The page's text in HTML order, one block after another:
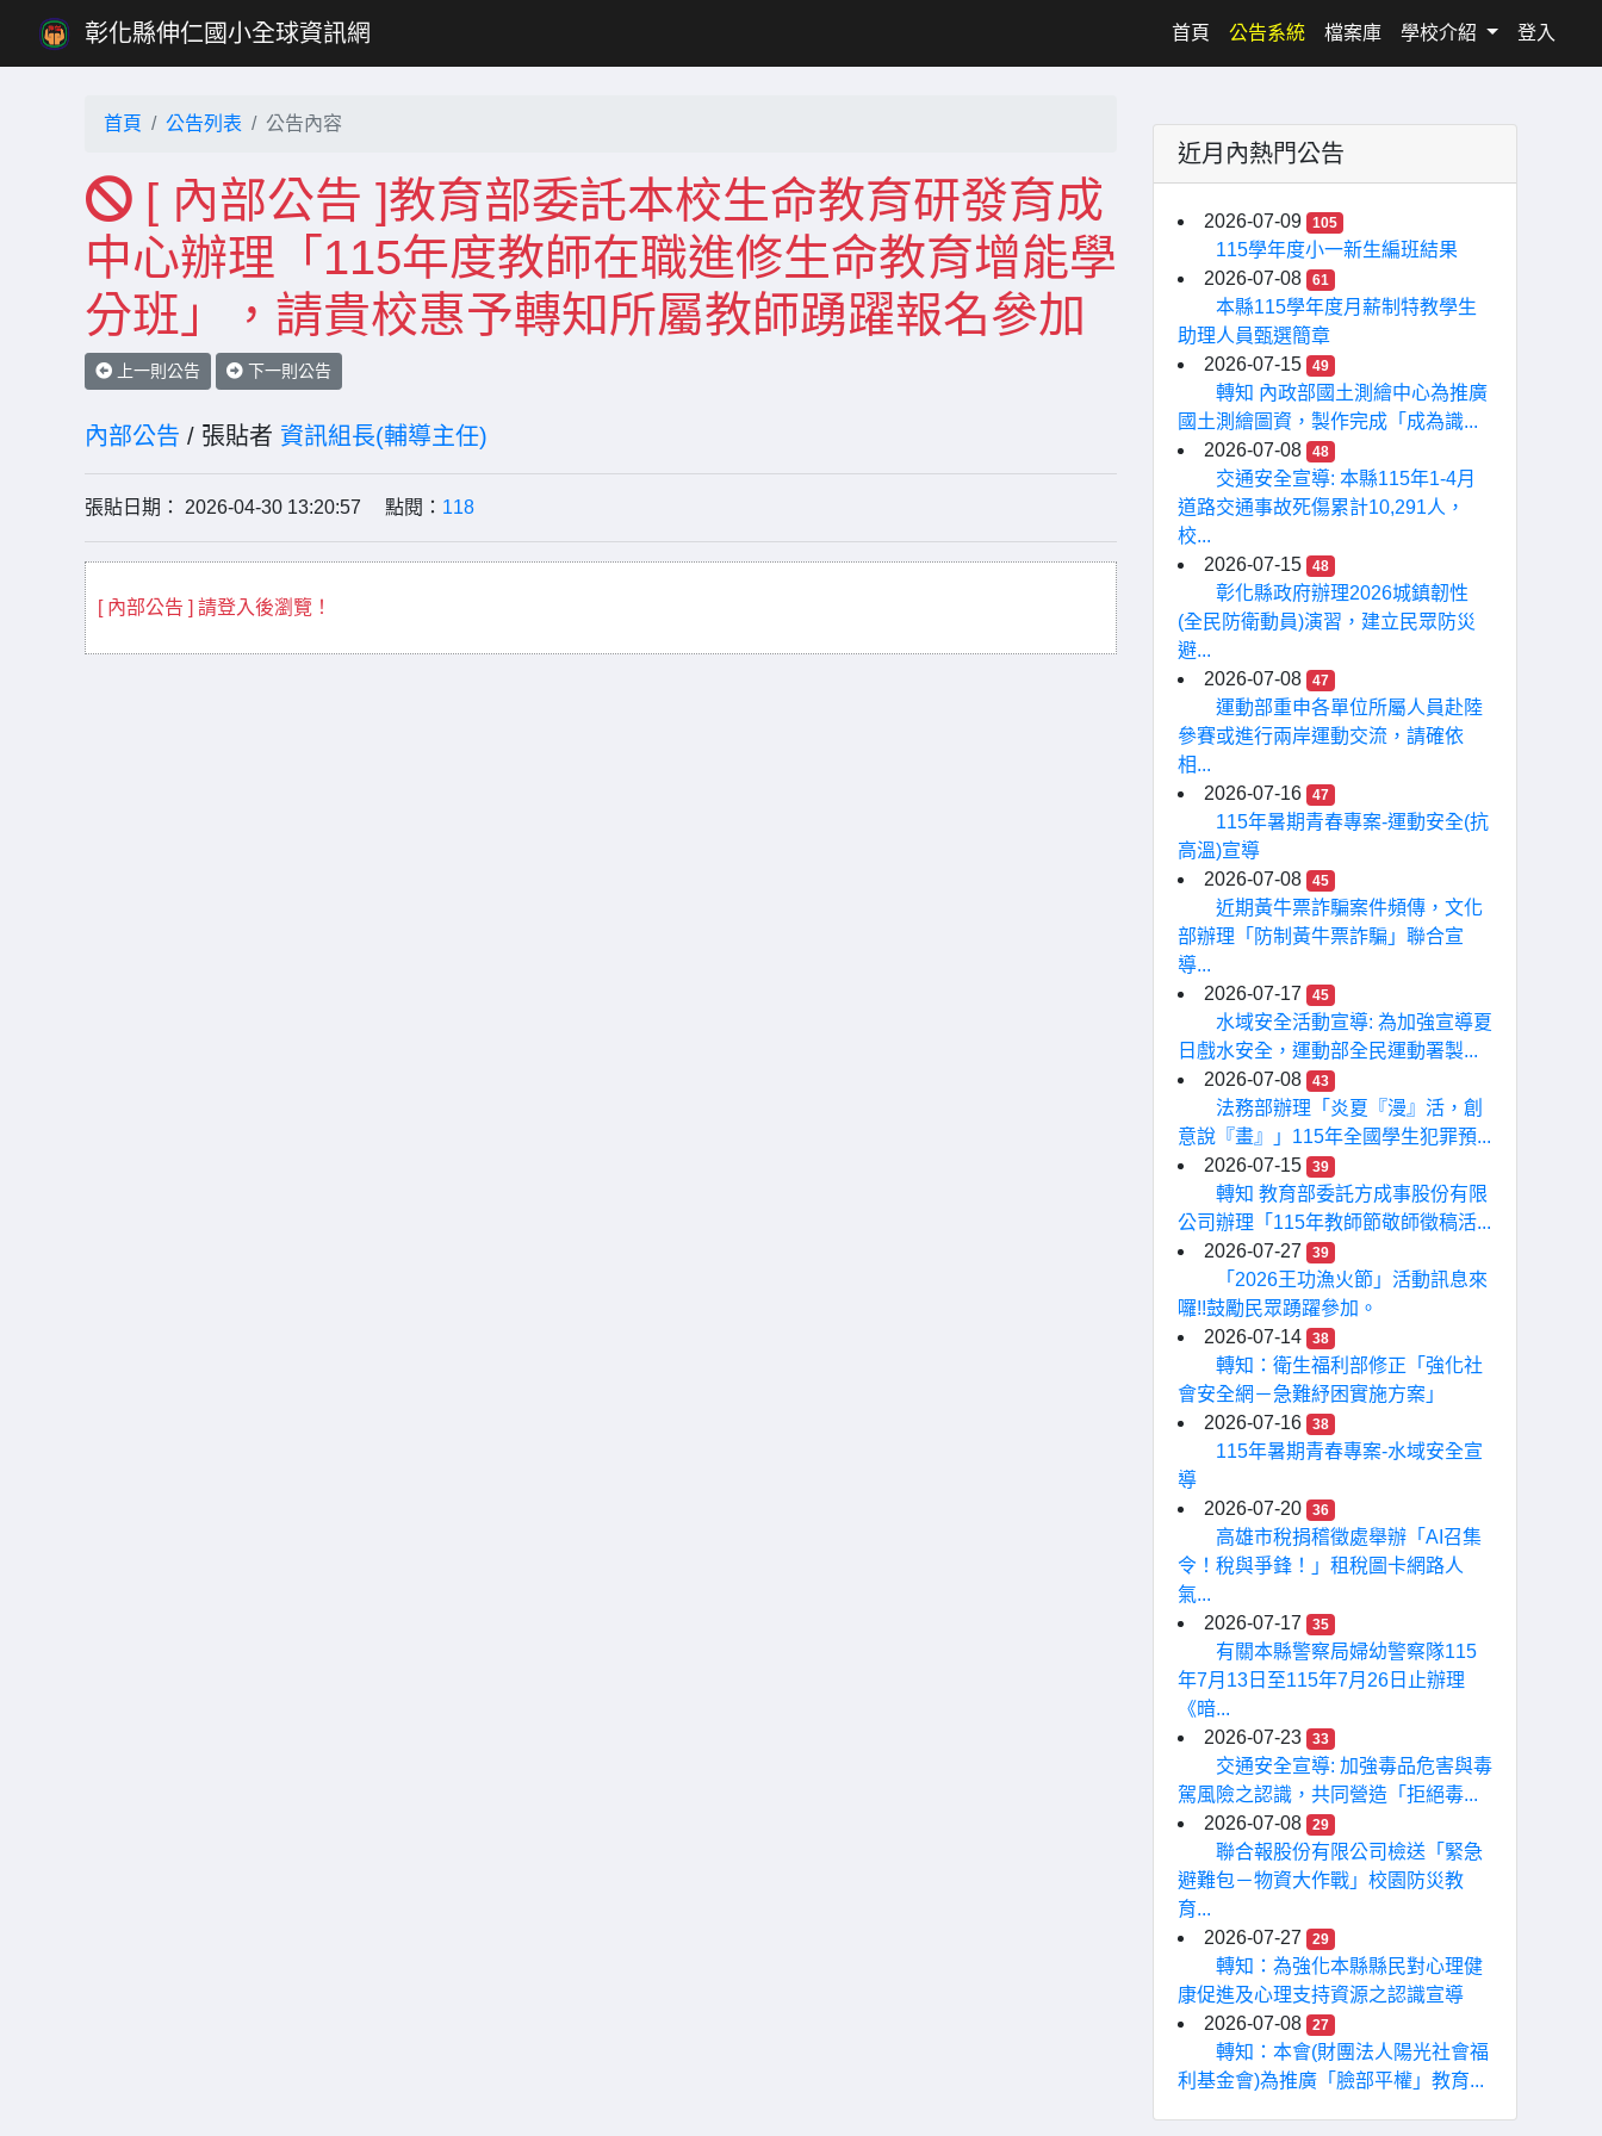
彰化縣伸仁國小全球資訊網 首頁 (current)
公告系統 檔案庫 學校介紹 登入
首頁 公告列表 公告內容
[ 內部公告 ]教育部委託本校生命教育研發育成
中心辦理「115年度教師在職進修生命教育增能學
分班」，請貴校惠予轉知所屬教師踴躍報名參加
上一則公告 下一則公告
內部公告 / 張貼者 資訊組長(輔導主任)
張貼日期： 2026-04-30 13:20:57 點閱： 118
[ 內部公告 ] 請登入後瀏覽！
近月內熱門公告
2026-07-09 105
115學年度小一新生編班結果
2026-07-08
61
本縣115學年度月薪制特教學生
助理人員甄選簡章
2026-07-15
49
轉知 內政部國土測繪中心為推廣
國土測繪圖資，製作完成「成為識...
2026-07-08
48
交通安全宣導: 本縣115年1-4月
道路交通事故死傷累計10,291人，
校...
2026-07-15
48
彰化縣政府辦理2026城鎮韌性
(全民防衛動員)演習，建立民眾防災
避...
2026-07-08
47
運動部重申各單位所屬人員赴陸
參賽或進行兩岸運動交流，請確依
相...
2026-07-16
47
115年暑期青春專案-運動安全(抗
高溫)宣導
2026-07-08
45
近期黃牛票詐騙案件頻傳，文化
部辦理「防制黃牛票詐騙」聯合宣
導...
2026-07-17
45
水域安全活動宣導: 為加強宣導夏
日戲水安全，運動部全民運動署製...
2026-07-08
43
法務部辦理「炎夏『漫』活，創
意說『畫』」115年全國學生犯罪預...
2026-07-15
39
轉知 教育部委託方成事股份有限
公司辦理「115年教師節敬師徵稿活...
2026-07-27
39
「2026王功漁火節」活動訊息來
囉!!鼓勵民眾踴躍參加。
2026-07-14
38
轉知：衛生福利部修正「強化社
會安全網－急難紓困實施方案」
2026-07-16
38
115年暑期青春專案-水域安全宣
導
2026-07-20
36
高雄市稅捐稽徵處舉辦「AI召集
令！稅與爭鋒！」租稅圖卡網路人
氣...
2026-07-17
35
有關本縣警察局婦幼警察隊115
年7月13日至115年7月26日止辦理
《暗...
2026-07-23
33
交通安全宣導: 加強毒品危害與毒
駕風險之認識，共同營造「拒絕毒...
2026-07-08
29
聯合報股份有限公司檢送「緊急
避難包－物資大作戰」校園防災教
育...
2026-07-27
29
轉知：為強化本縣縣民對心理健
康促進及心理支持資源之認識宣導
2026-07-08
27
轉知：本會(財團法人陽光社會福
利基金會)為推廣「臉部平權」教育...